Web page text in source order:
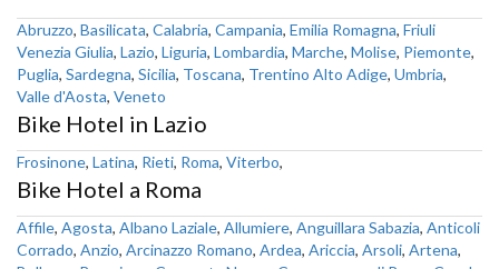
Abruzzo, Basilicata, Calabria, Campania, Emilia Romagna, Friuli
Venezia Giulia, Lazio, Liguria, Lombardia, Marche, Molise, Piemonte,
Puglia, Sardegna, Sicilia, Toscana, Trentino Alto Adige, Umbria,
Valle d'Aosta, Veneto
Bike Hotel in Lazio
Frosinone, Latina, Rieti, Roma, Viterbo,
Bike Hotel a Roma
Affile, Agosta, Albano Laziale, Allumiere, Anguillara Sabazia, Anticoli
Corrado, Anzio, Arcinazzo Romano, Ardea, Ariccia, Arsoli, Artena,